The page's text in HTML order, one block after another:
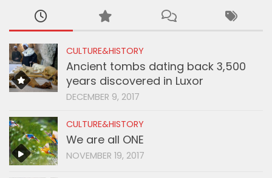
CULTURE&HISTORY
Ancient tombs dating back 3,500
years discovered in Luxor
DECEMBER 9, 2017
CULTURE&HISTORY
We are all ONE
NOVEMBER 19, 2017